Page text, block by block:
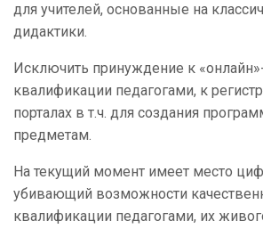
для учителей, основанные на
дидактики.
Исключить принуждение к
квалификации педагогами, к
порталах в т.ч. для создания
предметам.
На текущий момент имеет место
убивающий возможности
квалификации педагогами, их